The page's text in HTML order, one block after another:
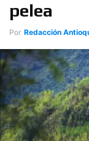
pelea
Por Redacción